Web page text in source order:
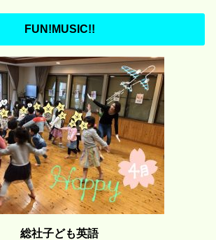
FUN!MUSIC!!
総社子ども英語